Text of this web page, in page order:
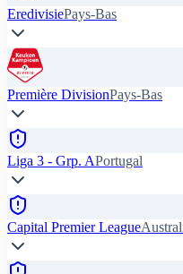
EredivisiePays-Bas
Première DivisionPays-Bas
Liga 3 - Grp. APortugal
Capital Premier League